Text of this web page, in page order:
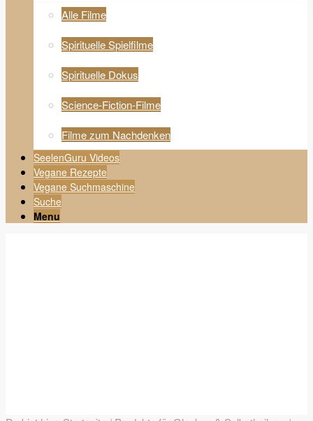
Alle Filme
Spirituelle Spielfilme
Spirituelle Dokus
Science-Fiction-Filme
Filme zum Nachdenken
SeelenGuru Videos
Vegane Rezepte
Vegane Suchmaschine
Suche
Menu